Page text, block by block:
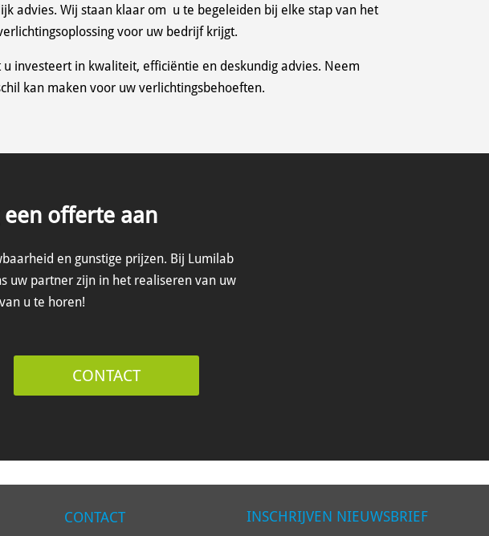
advies. Wij staan klaar om u te begeleiden bij elke stap van het
voor uw bedrijf krijgt.
investeert in kwaliteit, efficiëntie en deskundig advies. Neem
kan maken voor uw verlichtingsbehoeften.
offerte aan
en gunstige prijzen. Bij Lumilab
uw partner zijn in het realiseren van uw
u te horen!
CONTACT
CONTACT INSCHRIJVEN NIEUWSBRIEF